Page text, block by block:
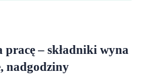
pracę – składniki wyna
nadgodziny